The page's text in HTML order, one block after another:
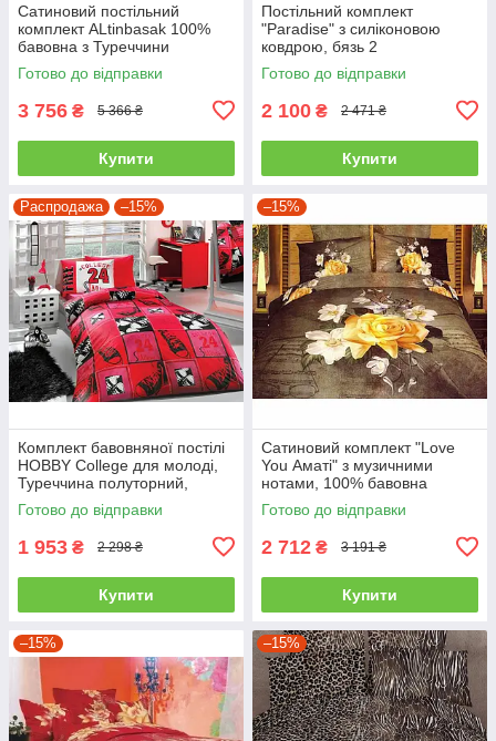
Сатиновий постільний
комплект ALtinbasak 100%
бавовна з Туреччини
двоспальний - євро
Готово до відправки
3 756 ₴ 5 366 ₴
Купити
Постільний комплект
"Paradise" з силіконовою
ковдрою, бязь 2
Готово до відправки
2 100 ₴ 2 471 ₴
Купити
Распродажа –15%
Комплект бавовняної постілі
HOBBY College для молоді,
Туреччина полуторний,
червоний
Готово до відправки
1 953 ₴ 2 298 ₴
Купити
–15%
Сатиновий комплект "Love
You Аматі" з музичними
нотами, 100% бавовна
полуторний
Готово до відправки
2 712 ₴ 3 191 ₴
Купити
–15% –15%